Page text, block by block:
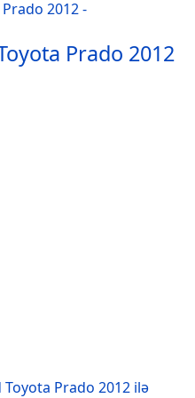
Prado 2012
Prado 2012 ilə